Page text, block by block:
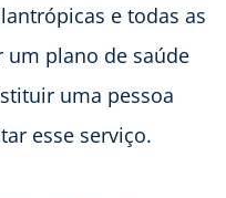
e todas as
plano de saúde
uma pessoa
esse serviço.